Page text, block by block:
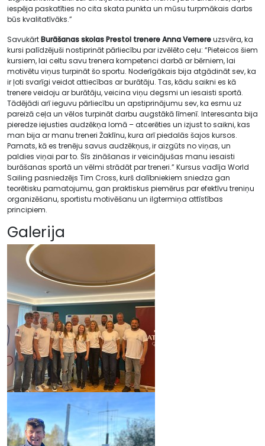
iespēja paskatīties no cita skata punkta un mūsu turpmākais darbs
būs kvalitatīvāks.”
SavukārtBurāšanas skolas Prestol trenere Anna Vernereuzsvēra, ka
kursi palīdzējuši nostiprināt pārliecību par izvēlēto ceļu: “Pieteicos šiem
kursiem, lai celtu savu trenera kompetenci darbā ar bērniem, lai
motivētu viņus turpināt šo sportu. Noderīgākais bija atgādināt sev, ka
ir ļoti svarīgi veidot attiecības ar burātāju. Tas, kādu saikni es kā
trenere veidoju ar burātāju, veicina viņu degsmi un iesaisti sportā.
Tādējādi arī ieguvu pārliecību un apstiprinājumu sev, ka esmu uz
pareizā ceļa un vēlos turpināt darbu augstākā līmenī. Interesanta bija
pieredze iejusties audzēkņa lomā – atcerēties un izjust to saikni, kas
man bija ar manu treneri Žaklīnu, kura arī piedalās šajos kursos.
Pamats, kā es trenēju savus audzēkņus, ir aizgūts no viņas, un
paldies viņai par to. Šīs zināšanas ir veicinājušas manu iesaisti
burāšanas sportā un vēlmi strādāt par treneri.” Kursus vadīja World
Sailing pasniedzējs Tim Cross, kurš dalībniekiem sniedza gan
teorētisku pamatojumu, gan praktiskus piemērus par efektīvu treniņu
organizēšanu, sportistu motivēšanu un ilgtermiņa attīstības
principiem.
Galerija